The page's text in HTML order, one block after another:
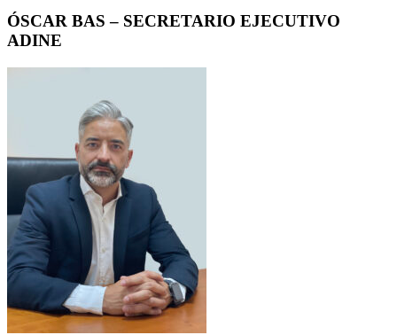
ÓSCAR BAS – SECRETARIO EJECUTIVO
ADINE